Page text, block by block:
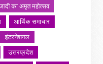
का अमृत महोत्सव
आर्थिक समाचार
इंटरनेशनल
उत्तरप्रदेश